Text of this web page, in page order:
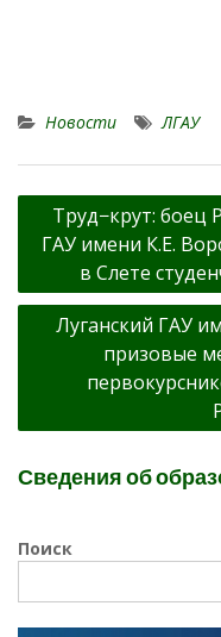
Новости ЛГАУ
Навигация
записям
Труд−крут: боец
ГАУ имени К.Е.
в Слете
Луганский ГАУ
призовые
Сведения об
Поиск